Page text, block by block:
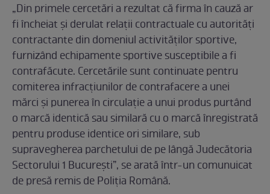
„Din primele cercetări a rezultat că firma în cauză ar
fi încheiat şi derulat relaţii contractuale cu autorităţi
contractante din domeniul activităţilor sportive,
furnizând echipamente sportive susceptibile a fi
contrafăcute. Cercetările sunt continuate pentru
comiterea infracţiunilor de contrafacere a unei
mărci şi punerea în circulaţie a unui produs purtând
o marcă identică sau similară cu o marcă înregistrată
pentru produse identice ori similare, sub
supravegherea parchetului de pe lângă Judecătoria
Sectorului 1 Bucureşti”, se arată într-un comunuicat
de presă remis de Poliţia Română.